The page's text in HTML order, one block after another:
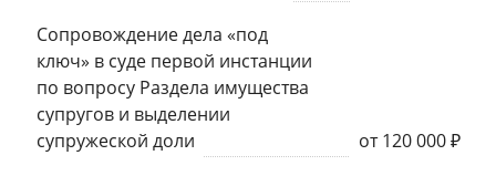
Сопровождение дела «под
ключ» в суде первой инстанции
по вопросу Раздела имущества
супругов и выделении
супружеской доли
от 120 000 ₽